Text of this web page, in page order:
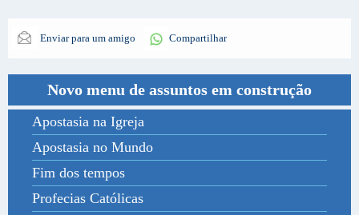
Enviar para um amigo Compartilhar
Novo menu de assuntos em construção
Apostasia na Igreja
Apostasia no Mundo
Fim dos tempos
Profecias Católicas